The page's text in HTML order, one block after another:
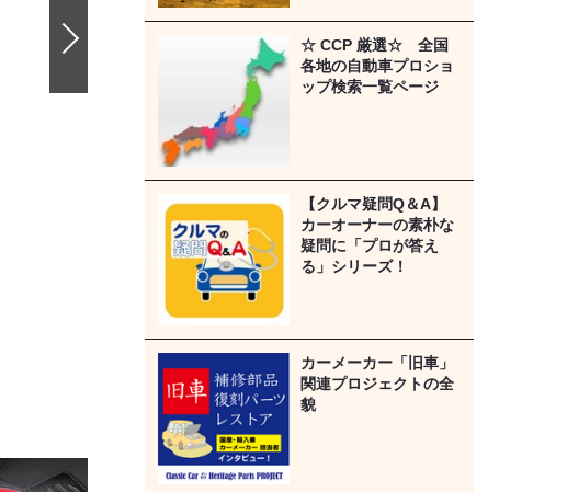
☆ CCP 厳選☆ 全国
各地の自動車プロショ
ップ検索一覧ページ
【クルマ疑問Q＆A】
カーオーナーの素朴な
疑問に「プロが答え
る」シリーズ！
カーメーカー「旧車」
関連プロジェクトの全
貌